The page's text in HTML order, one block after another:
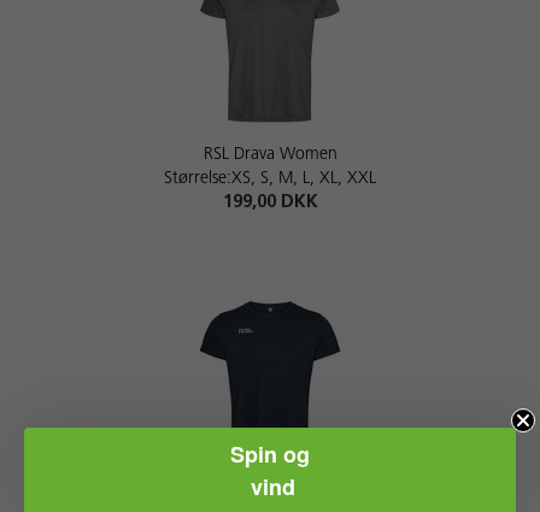
RSL Drava Women
Størrelse:XS, S, M, L, XL, XXL
199,00 DKK
RSL Sava Women
Spin og
vind